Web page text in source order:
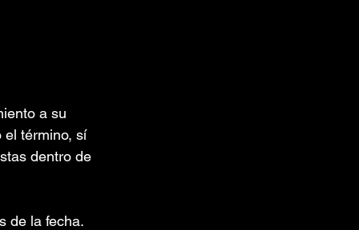
a su
el término, sí
dentro de
de la fecha.